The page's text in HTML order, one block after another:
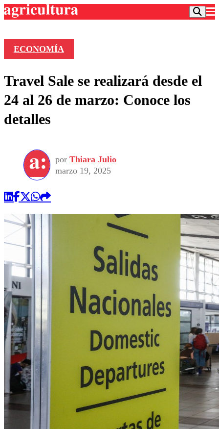
Frecuencias
Agricultura TV
Deportes
Seleccion Chilena
Torneo Internacional
Universidad de Chile
Economía
Internacional
Sustentabilidad
Publicaciones en medios
Opinión
ECONOMÍA
Travel Sale se realizará desde el
24 al 26 de marzo: Conoce los
detalles
por Thiara Julio
marzo 19, 2025